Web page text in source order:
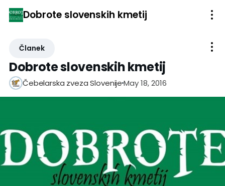
Dobrote slovenskih kmetij
Članek
Dobrote slovenskih kmetij
Čebelarska zveza SlovenijeMay 18, 2016